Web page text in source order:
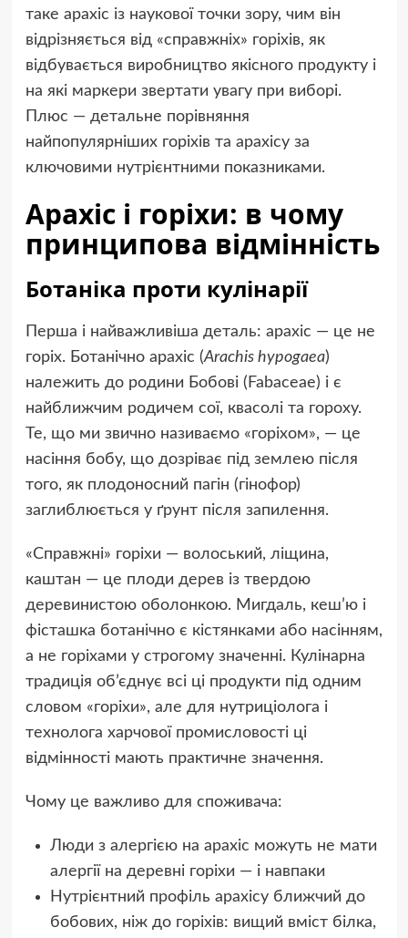
таке арахіс із наукової точки зору, чим він
відрізняється від «справжніх» горіхів, як
відбувається виробництво якісного продукту і
на які маркери звертати увагу при виборі.
Плюс — детальне порівняння
найпопулярніших горіхів та арахісу за
ключовими нутрієнтними показниками.
Арахіс і горіхи: в чому
принципова відмінність
Ботаніка проти кулінарії
Перша і найважливіша деталь: арахіс — це не
горіх. Ботанічно арахіс (Arachis hypogaea)
належить до родини Бобові (Fabaceae) і є
найближчим родичем сої, квасолі та гороху.
Те, що ми звично називаємо «горіхом», — це
насіння бобу, що дозріває під землею після
того, як плодоносний пагін (гінофор)
заглиблюється у ґрунт після запилення.
«Справжні» горіхи — волоський, ліщина,
каштан — це плоди дерев із твердою
деревинистою оболонкою. Мигдаль, кеш’ю і
фісташка ботанічно є кістянками або насінням,
а не горіхами у строгому значенні. Кулінарна
традиція об’єднує всі ці продукти під одним
словом «горіхи», але для нутриціолога і
технолога харчової промисловості ці
відмінності мають практичне значення.
Чому це важливо для споживача:
Люди з алергією на арахіс можуть не мати
алергії на деревні горіхи — і навпаки
Нутрієнтний профіль арахісу ближчий до
бобових, ніж до горіхів: вищий вміст білка,